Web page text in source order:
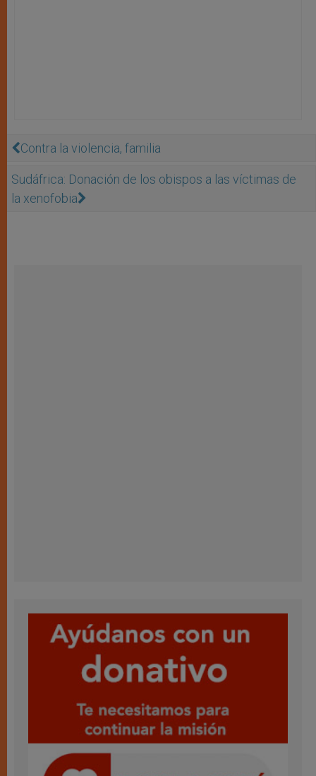
Contra la violencia, familia
Sudáfrica: Donación de los obispos a las víctimas de
la xenofobia